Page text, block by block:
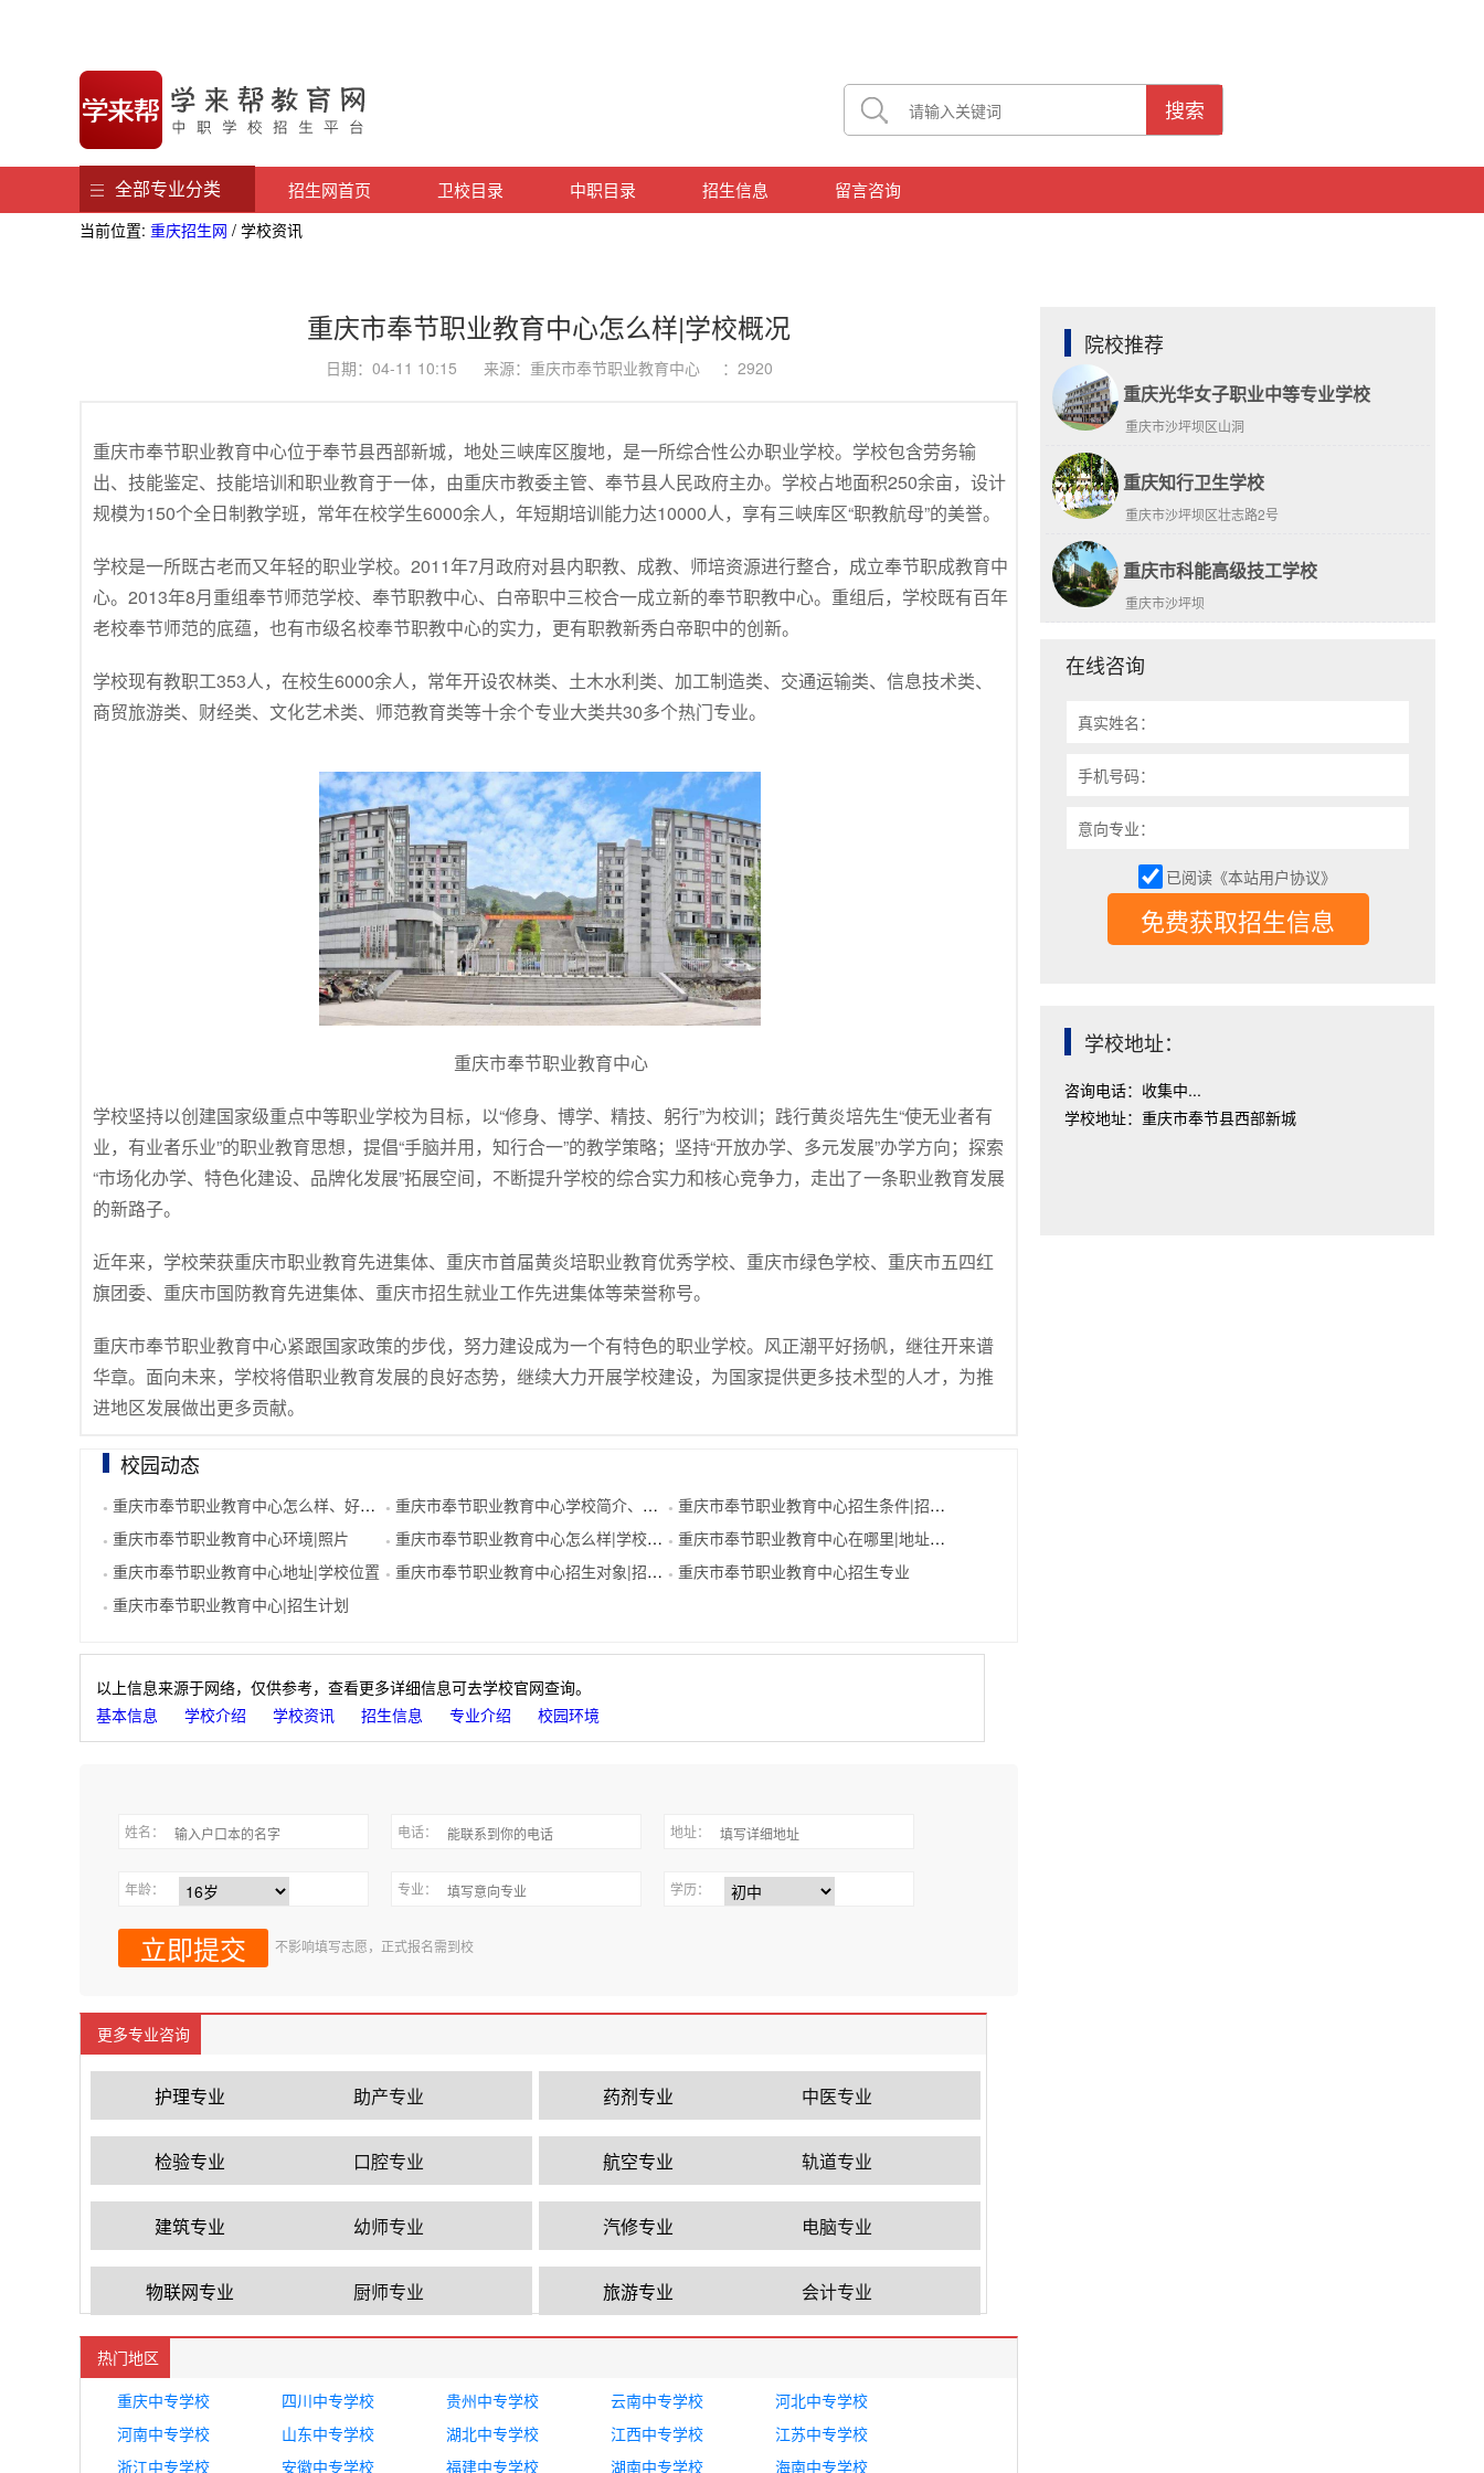
搜索
招生网首页 卫校目录 中职目录 招生信息 留言咨询
全部专业分类
当前位置: 重庆招生网 / 学校资讯
重庆市奉节职业教育中心怎么样|学校概况
日期：04-11 10:15 来源：重庆市奉节职业教育中心 ：2920
重庆市奉节职业教育中心位于奉节县西部新城，地处三峡库区腹地，是一所综合性公办职业学校。学校包含劳务输
出、技能鉴定、技能培训和职业教育于一体，由重庆市教委主管、奉节县人民政府主办。学校占地面积250余亩，设计
规模为150个全日制教学班，常年在校学生6000余人，年短期培训能力达10000人，享有三峡库区“职教航母”的美誉。
学校是一所既古老而又年轻的职业学校。2011年7月政府对县内职教、成教、师培资源进行整合，成立奉节职成教育中
心。2013年8月重组奉节师范学校、奉节职教中心、白帝职中三校合一成立新的奉节职教中心。重组后，学校既有百年
老校奉节师范的底蕴，也有市级名校奉节职教中心的实力，更有职教新秀白帝职中的创新。
学校现有教职工353人，在校生6000余人，常年开设农林类、土木水利类、加工制造类、交通运输类、信息技术类、
商贸旅游类、财经类、文化艺术类、师范教育类等十余个专业大类共30多个热门专业。
重庆市奉节职业教育中心
学校坚持以创建国家级重点中等职业学校为目标，以“修身、博学、精技、躬行”为校训；践行黄炎培先生“使无业者有
业，有业者乐业”的职业教育思想，提倡“手脑并用，知行合一”的教学策略；坚持“开放办学、多元发展”办学方向；探索
“市场化办学、特色化建设、品牌化发展”拓展空间，不断提升学校的综合实力和核心竞争力，走出了一条职业教育发展
的新路子。
近年来，学校荣获重庆市职业教育先进集体、重庆市首届黄炎培职业教育优秀学校、重庆市绿色学校、重庆市五四红
旗团委、重庆市国防教育先进集体、重庆市招生就业工作先进集体等荣誉称号。
重庆市奉节职业教育中心紧跟国家政策的步伐，努力建设成为一个有特色的职业学校。风正潮平好扬帆，继往开来谱
华章。面向未来，学校将借职业教育发展的良好态势，继续大力开展学校建设，为国家提供更多技术型的人才，为推
进地区发展做出更多贡献。
校园动态
● 重庆市奉节职业教育中心怎么样、好不好 ● 重庆市奉节职业教育中心学校简介、学校介绍 ● 重庆市奉节职业教育中心招生条件|招生要求
● 重庆市奉节职业教育中心环境|照片 ● 重庆市奉节职业教育中心怎么样|学校概况 ● 重庆市奉节职业教育中心在哪里|地址在哪里
● 重庆市奉节职业教育中心地址|学校位置 ● 重庆市奉节职业教育中心招生对象|招生分数 ● 重庆市奉节职业教育中心招生专业
● 重庆市奉节职业教育中心|招生计划
以上信息来源于网络，仅供参考，查看更多详细信息可去学校官网查询。
基本信息
学校介绍 学校资讯 招生信息 专业介绍 校园环境
姓名： 电话： 地址：
年龄： 专业： 学历：
不影响填写志愿，正式报名需到校
更多专业咨询
护理专业 助产专业 药剂专业 中医专业
检验专业 口腔专业 航空专业 轨道专业
建筑专业 幼师专业 汽修专业 电脑专业
物联网专业 厨师专业 旅游专业 会计专业
热门地区
重庆中专学校
四川中专学校 贵州中专学校 云南中专学校
河北中专学校
河南中专学校
山东中专学校 湖北中专学校 江西中专学校
江苏中专学校
浙江中专学校
安徽中专学校 福建中专学校 湖南中专学校 海南中专学校
院校推荐
重庆光华女子职业中等专业学校
重庆市沙坪坝区山洞
重庆知行卫生学校
重庆市沙坪坝区壮志路2号
重庆市科能高级技工学校
重庆市沙坪坝
在线咨询
真实姓名：
手机号码：
意向专业：
已阅读《本站用户协议》
免费获取招生信息
学校地址：
咨询电话：收集中...
学校地址：重庆市奉节县西部新城